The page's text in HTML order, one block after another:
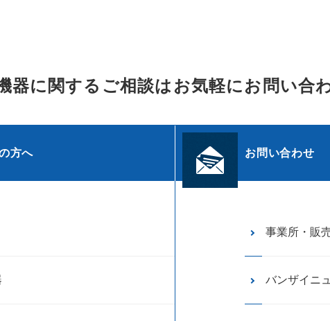
器に関するご相談はお気軽にお問い合
方へ お問い合わせ
事業所・販
バンザイニ